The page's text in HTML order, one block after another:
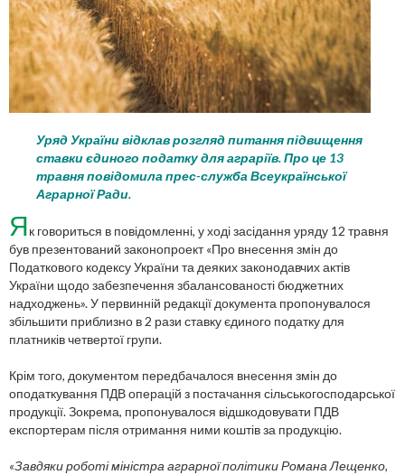
Уряд України відклав розгляд питання підвищення
ставки єдиного податку для аграріїв. Про це 13
травня повідомила прес-служба Всеукраїнської
Аграрної Ради.
Як говориться в повідомленні, у ході засідання уряду 12 травня
був презентований законопроект «Про внесення змін до
Податкового кодексу України та деяких законодавчих актів
України щодо забезпечення збалансованості бюджетних
надходжень». У первинній редакції документа пропонувалося
збільшити приблизно в 2 рази ставку єдиного податку для
платників четвертої групи.
Крім того, документом передбачалося внесення змін до
оподаткування ПДВ операцій з постачання сільськогосподарської
продукції. Зокрема, пропонувалося відшкодовувати ПДВ
експортерам після отримання ними коштів за продукцію.
«Завдяки роботі міністра аграрної політики Романа Лещенко,